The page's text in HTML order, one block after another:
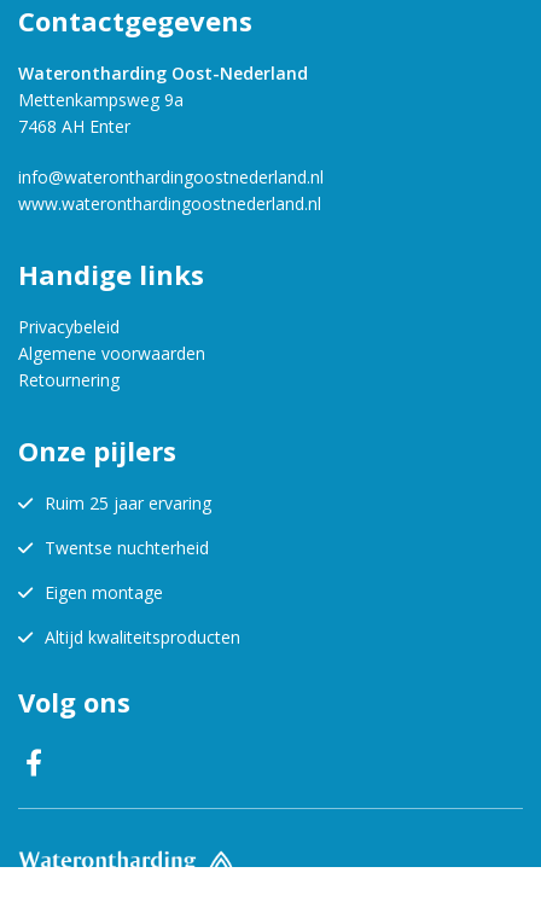
Contactgegevens
Waterontharding Oost-Nederland
Mettenkampsweg 9a
7468 AH Enter
info@wateronthardingoostnederland.nl
www.wateronthardingoostnederland.nl
Handige links
Privacybeleid
Algemene voorwaarden
Retournering
Onze pijlers
Ruim 25 jaar ervaring
Twentse nuchterheid
Eigen montage
Altijd kwaliteitsproducten
Volg ons